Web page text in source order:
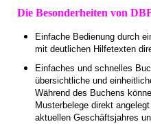
Die Besonderheiten von
Einfache Bedienung durch
mit deutlichen Hilfetexten
Einfaches und schnelles
übersichtliche und
Während des Buchens
Musterbelege direkt
aktuellen Geschäftsjahres